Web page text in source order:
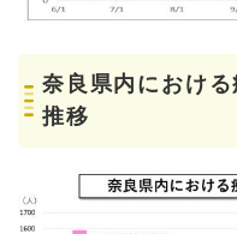
奈良県内におけ
推移